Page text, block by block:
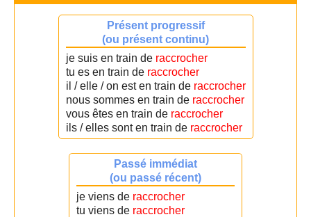
Présent progressif
(ou présent continu)
je suis en train de raccrocher
tu es en train de raccrocher
il / elle / on est en train de raccrocher
nous sommes en train de raccrocher
vous êtes en train de raccrocher
ils / elles sont en train de raccrocher
Passé immédiat
(ou passé récent)
je viens de raccrocher
tu viens de raccrocher